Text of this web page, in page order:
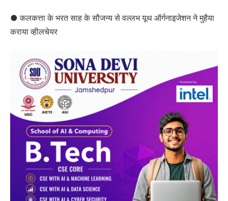
● कलकत्ता के भरत साह के सौजन्य से वल्लभ यूथ ऑर्गनाइजेशन ने मुहैया
कराया व्हीलचेयर